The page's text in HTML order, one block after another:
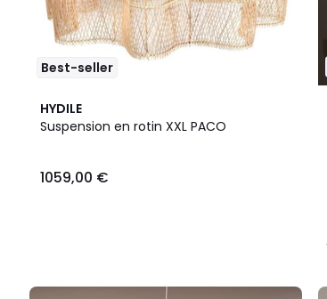
Best-seller
HYDILE
Suspension en rotin XXL PACO
1059,00 €